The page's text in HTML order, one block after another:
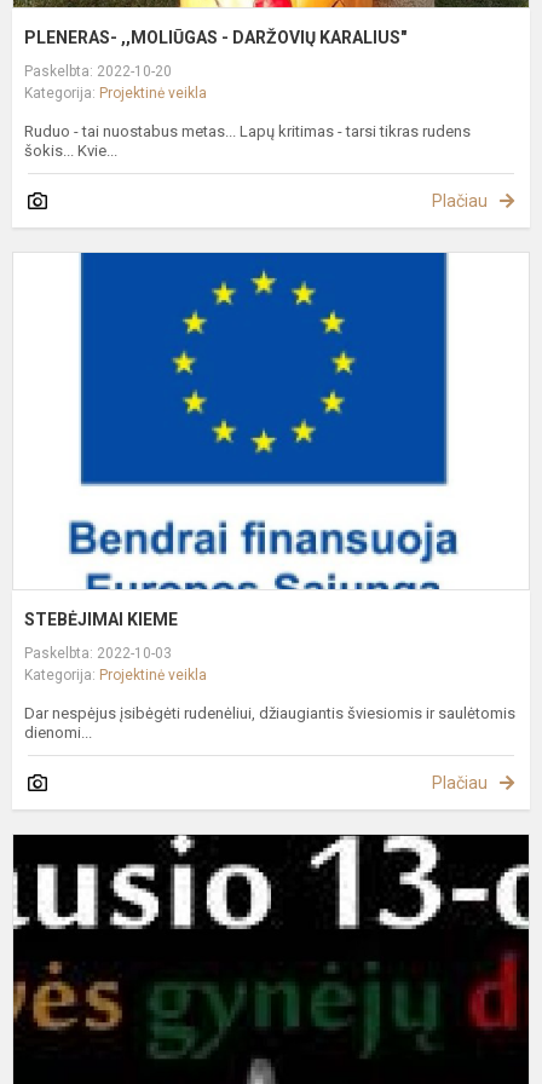
PLENERAS- ,,MOLIŪGAS - DARŽOVIŲ KARALIUS"
Paskelbta: 2022-10-20
Kategorija: Projektinė veikla
Ruduo - tai nuostabus metas... Lapų kritimas - tarsi tikras rudens
šokis... Kvie...
Plačiau
STEBĖJIMAI KIEME
Paskelbta: 2022-10-03
Kategorija: Projektinė veikla
Dar nespėjus įsibėgėti rudenėliui, džiaugiantis šviesiomis ir saulėtomis
dienomi...
Plačiau